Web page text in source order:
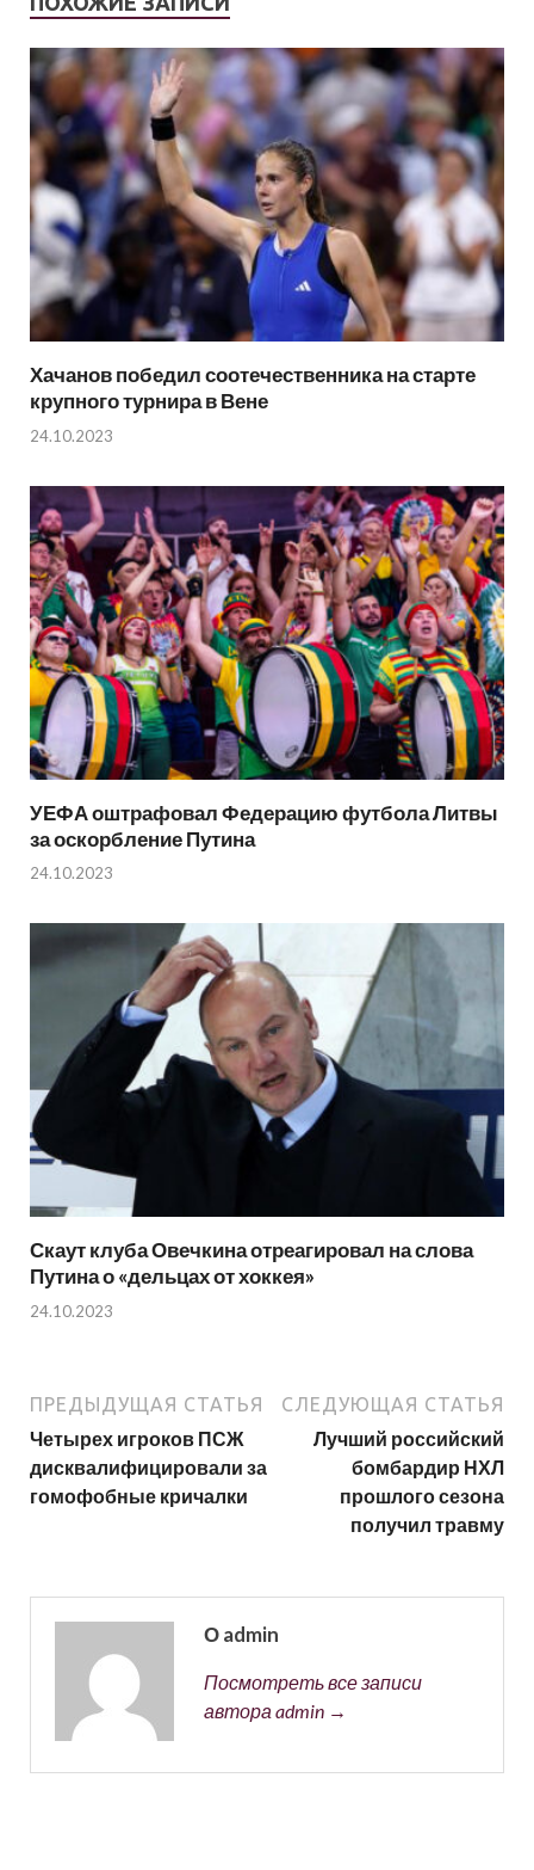
Хачанов победил соотечественника на старте
крупного турнира в Вене
24.10.2023
УЕФА оштрафовал Федерацию футбола Литвы
за оскорбление Путина
24.10.2023
Скаут клуба Овечкина отреагировал на слова
Путина о «дельцах от хоккея»
24.10.2023
ПРЕДЫДУЩАЯ СТАТЬЯ
Четырех игроков ПСЖ
дисквалифицировали за
гомофобные кричалки
СЛЕДУЮЩАЯ СТАТЬЯ
Лучший российский
бомбардир НХЛ
прошлого сезона
получил травму
О admin
Посмотреть все записи
автора admin →